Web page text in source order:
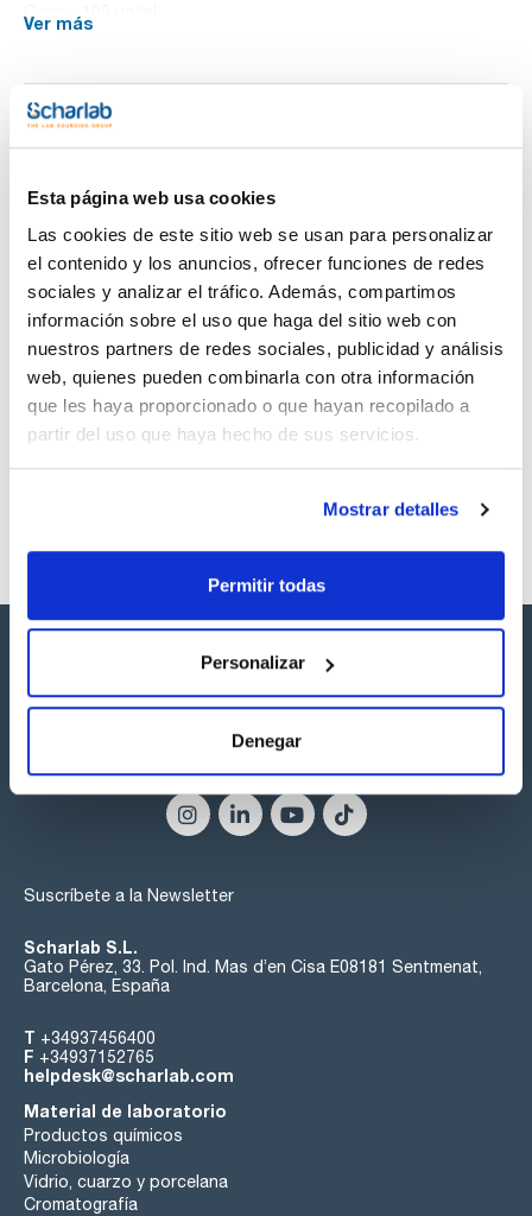
Esta página web usa cookies
Las cookies de este sitio web se usan para personalizar
el contenido y los anuncios, ofrecer funciones de redes
sociales y analizar el tráfico. Además, compartimos
información sobre el uso que haga del sitio web con
nuestros partners de redes sociales, publicidad y análisis
web, quienes pueden combinarla con otra información
que les haya proporcionado o que hayan recopilado a
partir del uso que haya hecho de sus servicios.
Mostrar detalles
Permitir todas
Personalizar
Denegar
CAS : [82-68-8]
Ver más
Documentación técnica
TDS / Ficha técnica
Regístrate para
descargas
descargas
SDS/ Hoja de seguridad
Regístrate para
descargas
Los productos marcados con esta imagen son
productos marca Scharlau habitualmente en stock,
listos para una entrega inmediata.
Suscríbete a la Newsletter
Scharlab S.L.
Gato Pérez, 33. Pol. Ind. Mas d’en Cisa E08181 Sentmenat,
Barcelona, España
T +34937456400
F +34937152765
helpdesk@scharlab.com
Material de laboratorio
Productos químicos
Microbiología
Vidrio, cuarzo y porcelana
Cromatografía